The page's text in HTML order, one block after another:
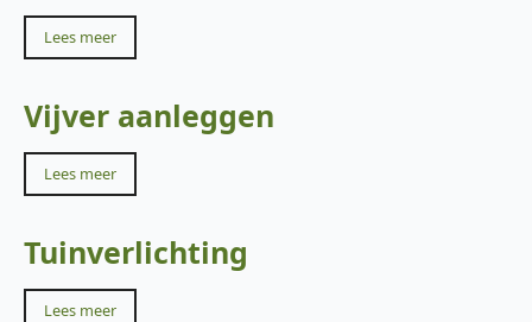
Lees meer
Vijver aanleggen
Lees meer
Tuinverlichting
Lees meer